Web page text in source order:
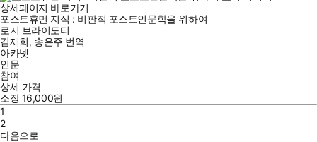
상세페이지 바로가기
포스트휴먼 지식 : 비판적 포스트인문학을 위하여
로지 브라이도티
김재희, 송은주 번역
아카넷
인문
참여
상세 가격
소장16,000원
1
2
다음으로